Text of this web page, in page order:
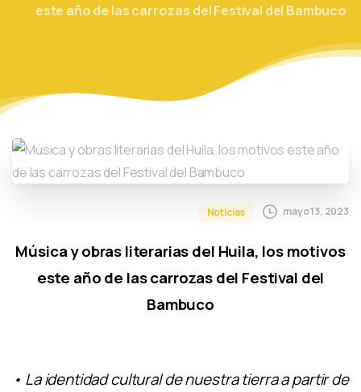
este año de las carrozas del Festival del Bambuco
Noticias mayo 13, 2023
Música y obras literarias del Huila, los motivos
este año de las carrozas del Festival del
Bambuco
• La identidad cultural de nuestra tierra a partir de